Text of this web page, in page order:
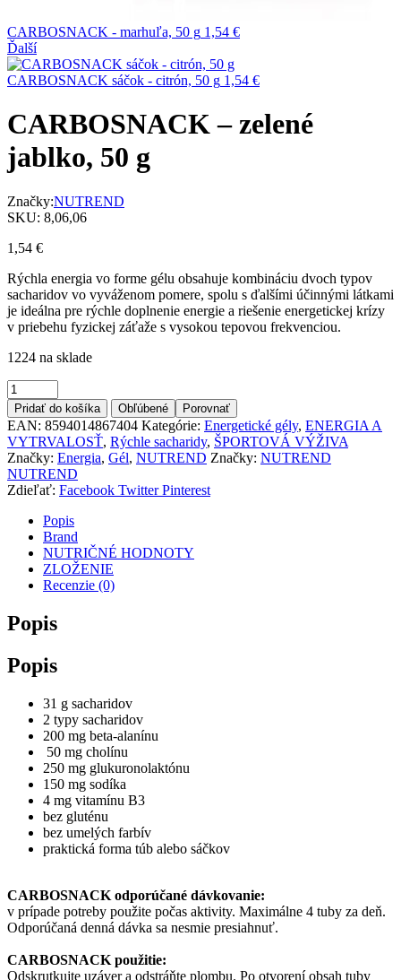
CARBOSNACK - marhuľa, 50 g 1,54 €
Ďalší
CARBOSNACK sáčok - citrón, 50 g 1,54 €
CARBOSNACK – zelené
jablko, 50 g
Značky:NUTREND
SKU: 8,06,06
1,54 €
Rýchla energia vo forme gélu obsahuje kombináciu dvoch typov
sacharidov vo vyváženom pomere, spolu s ďalšími účinnými látkami
je ideálna pre rýchle doplnenie energie a riešenie energetickej krízy
v priebehu fyzickej záťaže s vysokou tepovou frekvenciou.
1224 na sklade
Množstvo
Pridať do košíka Obľúbené Porovnať
EAN: 8594014867404 Kategórie: Energetické gély, ENERGIA A
VYTRVALOSŤ, Rýchle sacharidy, ŠPORTOVÁ VÝŽIVA
Značky: Energia, Gél, NUTREND Značky: NUTREND
NUTREND
Zdieľať: Facebook Twitter Pinterest
Popis
Brand
NUTRIČNÉ HODNOTY
ZLOŽENIE
Recenzie (0)
Popis
Popis
31 g sacharidov
2 typy sacharidov
200 mg beta-alanínu
50 mg cholínu
250 mg glukuronolaktónu
150 mg sodíka
4 mg vitamínu B3
bez gluténu
bez umelých farbív
praktická forma túb alebo sáčkov
CARBOSNACK odporúčané dávkovanie:
v prípade potreby použite počas aktivity. Maximálne 4 tuby za deň.
Odporúčaná denná dávka sa nesmie presiahnuť.
CARBOSNACK použitie:
Odskrutkujte uzáver a odstráňte plombu. Po otvorení obsah tuby